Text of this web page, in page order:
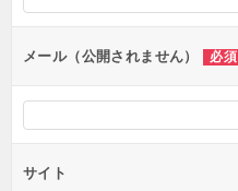
ョ
ンメール（公開されません） 必須
サイト